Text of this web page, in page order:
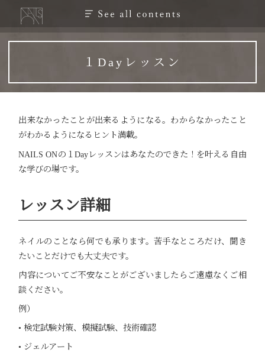
１Dayレッスン
出来なかったことが出来るようになる。わからなかったこと
がわかるようになるヒント満載。
NAILS ONの１Dayレッスンはあなたのできた！を叶える自由
な学びの場です。
レッスン詳細
ネイルのことなら何でも承ります。苦手なところだけ、聞き
たいことだけでも大丈夫です。
内容についてご不安なことがございましたらご遠慮なくご相
談ください。
例）
• 検定試験対策、模擬試験、技術確認
• ジェルアート